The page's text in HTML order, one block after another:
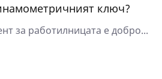
ключ?
за работилницата е добро...